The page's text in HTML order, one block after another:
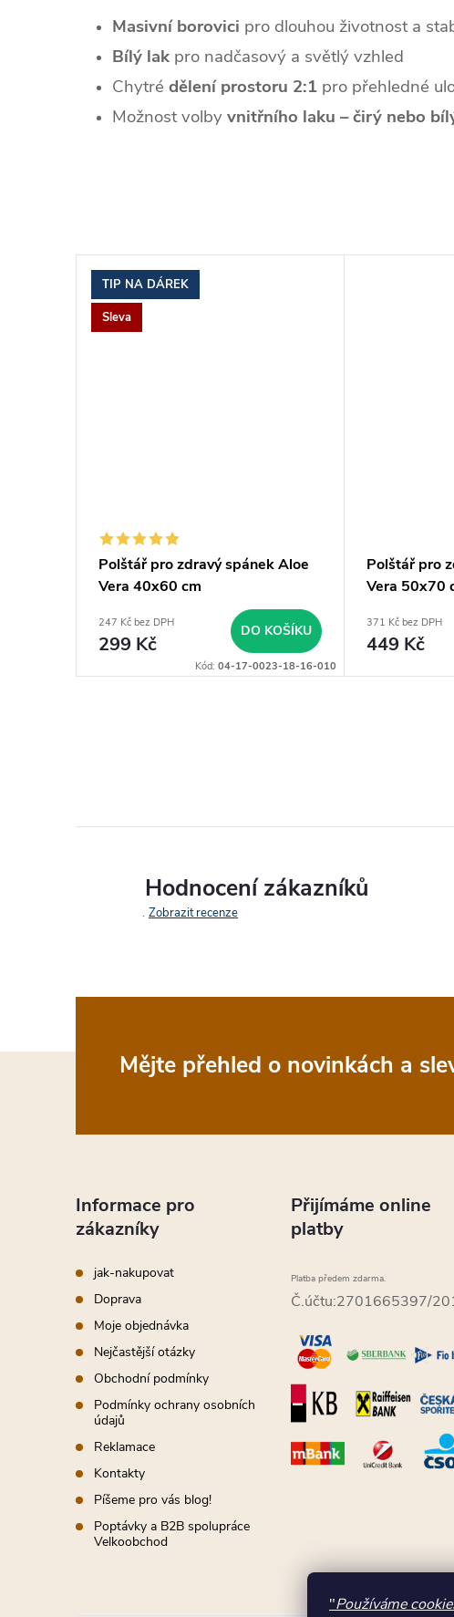
"Používáme
Masivní borovici pro dlouhou životnost a
Bílý lak pro nadčasový a světlý vzhled
Chytré dělení prostoru 2:1 pro přehledné
Možnost volbyvnitřního laku – čirý nebo
TIP NA DÁREK
Sleva
Polštář pro zdravý spánek Aloe
Vera 40x60 cm
247 Kč bez DPH
299 Kč
DO KOŠÍKU
Kód: 04-17-0023-18-16-010
Polštář pro
Vera 50x70
371 Kč bez DPH
449 Kč
Hodnocení zákazníků
Zobrazit recenze
Mějte přehled o novinkách a
Informace pro
zákazníky
jak-nakupovat
Doprava
Moje objednávka
Nejčastější otázky
Obchodní podmínky
Podmínky ochrany osobních
údajů
Reklamace
Kontakty
Píšeme pro vás blog!
Poptávky a B2B spolupráce
Velkoobchod
Přijímáme online
platby
Platba předem zdarma.
Č.účtu:2701665397/